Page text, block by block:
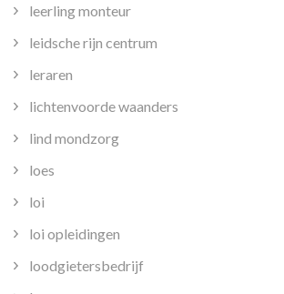
leerling monteur
leidsche rijn centrum
leraren
lichtenvoorde waanders
lind mondzorg
loes
loi
loi opleidingen
loodgietersbedrijf